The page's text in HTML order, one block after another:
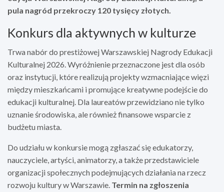
pula nagród przekroczy 120 tysięcy złotych.
Konkurs dla aktywnych w kulturze
Trwa nabór do prestiżowej Warszawskiej Nagrody Edukacji
Kulturalnej 2026. Wyróżnienie przeznaczone jest dla osób
oraz instytucji, które realizują projekty wzmacniające więzi
między mieszkańcami i promujące kreatywne podejście do
edukacji kulturalnej. Dla laureatów przewidziano nie tylko
uznanie środowiska, ale również finansowe wsparcie z
budżetu miasta.
Do udziału w konkursie mogą zgłaszać się edukatorzy,
nauczyciele, artyści, animatorzy, a także przedstawiciele
organizacji społecznych podejmujących działania na rzecz
rozwoju kultury w Warszawie. Termin na zgłoszenia